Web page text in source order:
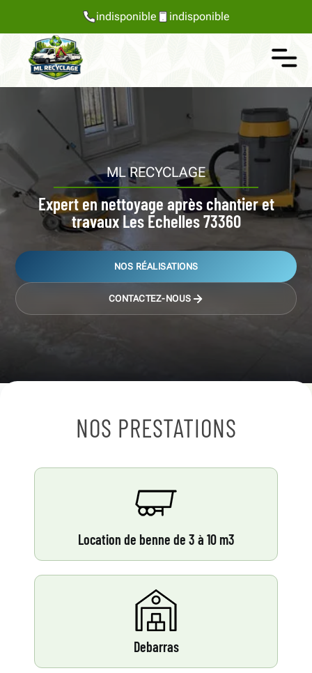
indisponible indisponible
ML RECYCLAGE
Expert en nettoyage après chantier et
travaux Les Echelles 73360
NOS RÉALISATIONS
CONTACTEZ-NOUS
NOS PRESTATIONS
Location de benne de 3 à 10 m3
Debarras